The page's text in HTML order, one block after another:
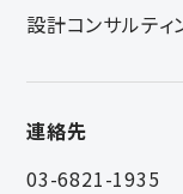
設計コンサルティ
連絡先
03-6821-1935